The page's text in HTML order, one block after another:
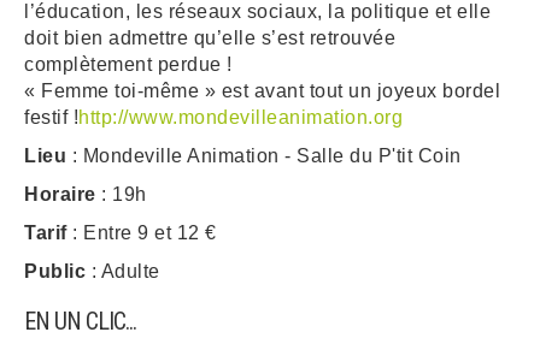
l’éducation, les réseaux sociaux, la politique et elle
doit bien admettre qu’elle s’est retrouvée
complètement perdue !
« Femme toi-même » est avant tout un joyeux bordel
festif !http://www.mondevilleanimation.org
Lieu : Mondeville Animation - Salle du P'tit Coin
Horaire : 19h
Tarif: Entre 9 et 12 €
Public : Adulte
EN UN CLIC...